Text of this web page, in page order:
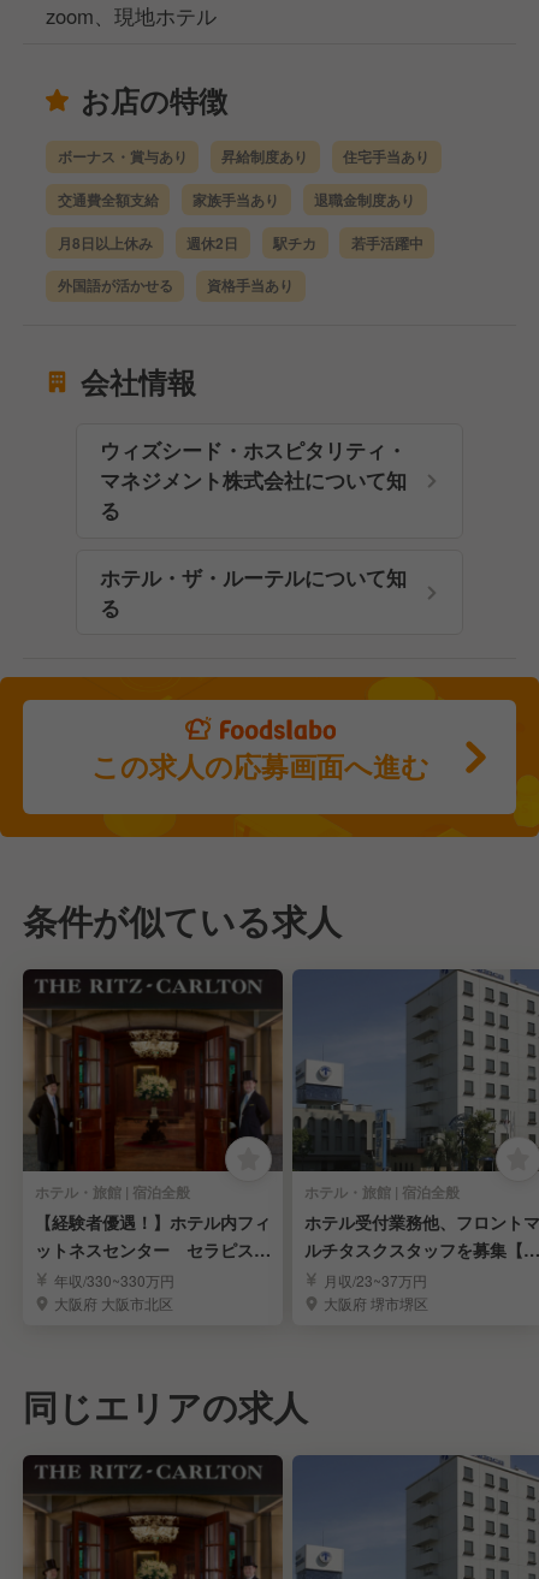
zoom、現地ホテル
お店の特徴
ボーナス・賞与あり 昇給制度あり 住宅手当あり
交通費全額支給 家族手当あり 退職金制度あり
月8日以上休み 週休2日 駅チカ 若手活躍中
外国語が活かせる 資格手当あり
会社情報
ウィズシード・ホスピタリティ・
マネジメント株式会社について知
る
ホテル・ザ・ルーテルについて知
る
この求人の応募画面へ進む
条件が似ている求人
ホテル・旅館 | 宿泊全般
【経験者優遇！】ホテル内フィ
ットネスセンター セラピスト
募集！
年収/330~330万円
大阪府 大阪市北区
ホテル・旅館 | 宿泊全般
ホテル受付業務他、フロントマ
ルチタスクスタッフを募集【経
験者歓迎】
月収/23~37万円
大阪府 堺市堺区
同じエリアの求人